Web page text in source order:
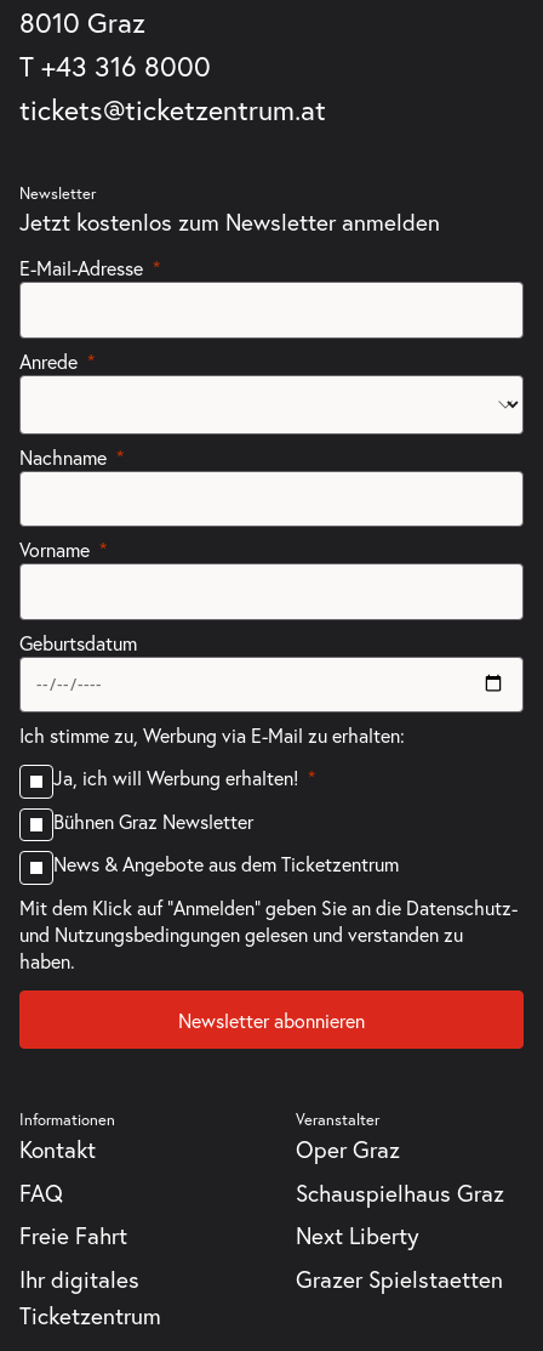
8010 Graz
T +43 316 8000
tickets@ticketzentrum.at
Newsletter
Jetzt kostenlos zum Newsletter anmelden
E-Mail-Adresse
Anrede
Nachname
Vorname
Geburtsdatum
Ich stimme zu, Werbung via E-Mail zu erhalten:
Ja, ich will Werbung erhalten!
Bühnen Graz Newsletter
News & Angebote aus dem Ticketzentrum
Mit dem Klick auf "Anmelden" geben Sie an die Datenschutz-
und Nutzungsbedingungen gelesen und verstanden zu
haben.
Newsletter abonnieren
Informationen
Kontakt
FAQ
Freie Fahrt
Ihr digitales
Ticketzentrum
Veranstalter
Oper Graz
Schauspielhaus Graz
Next Liberty
Grazer Spielstaetten